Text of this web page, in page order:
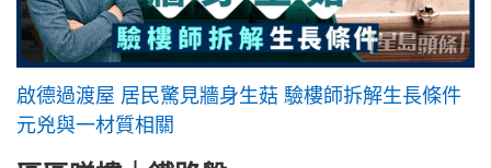
啟德過渡屋 居民驚見牆身生菇 驗樓師拆解生長條件
元兇與一材質相關